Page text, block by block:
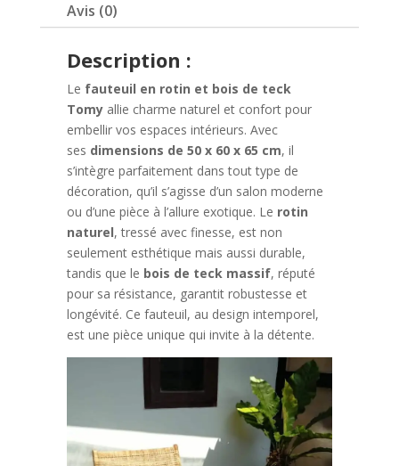
Avis (0)
Description :
Le fauteuil en rotin et bois de teck
Tomyallie charme naturel et confort pour
embellir vos espaces intérieurs. Avec
ses dimensions de 50 x 60 x 65 cm, il
s’intègre parfaitement dans tout type de
décoration, qu’il s’agisse d’un salon moderne
ou d’une pièce à l’allure exotique. Le rotin
naturel, tressé avec finesse, est non
seulement esthétique mais aussi durable,
tandis que le bois de teck massif, réputé
pour sa résistance, garantit robustesse et
longévité. Ce fauteuil, au design intemporel,
est une pièce unique qui invite à la détente.